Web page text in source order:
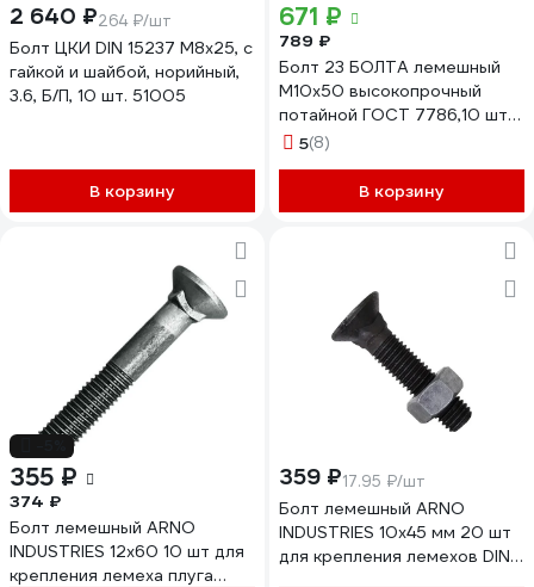
2 640 ₽264 ₽/шт
Болт ЦКИ DIN 15237 М8x25, с
гайкой и шайбой, норийный,
3.6, Б/П, 10 шт. 51005
В корзину
671 ₽
789 ₽
Болт 23 БОЛТА лемешный
М10x50 высокопрочный
потайной ГОСТ 7786,10 шт
А08001005005005
5(8)
В корзину
355 ₽
374 ₽
Болт лемешный ARNO
INDUSTRIES 12х60 10 шт для
крепления лемеха плуга
359 ₽17.95 ₽/шт
Болт лемешный ARNO
INDUSTRIES 10х45 мм 20 шт
для крепления лемехов DIN